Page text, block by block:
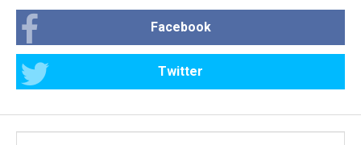
Facebook
Twitter